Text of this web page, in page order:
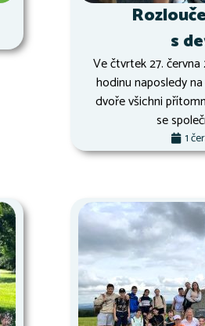
s
Ve čtvrtek 27.
hodinu naposledy
dvoře všichni
se
1